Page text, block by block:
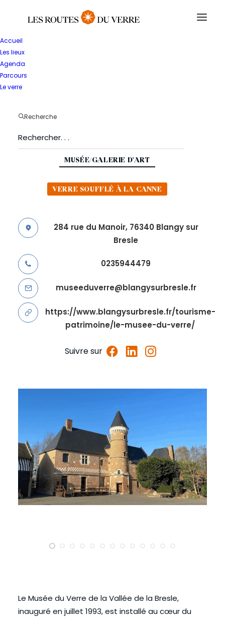
Accueil
Les lieux
Agenda
Parcours
Le verre
Recherche
Musée
MUSÉE/GALERIE D'ART
VERRE SOUFFLÉ À LA CANNE
284 rue du Manoir, 76340 Blangy sur
Bresle
0235944479
museeduverre@blangysurbresle.fr
https://www.blangysurbresle.fr/tourisme-
patrimoine/le-musee-du-verre/
Suivre sur
Le Musée du Verre de la Vallée de la Bresle,
inauguré en juillet 1993, est installé au cœur du